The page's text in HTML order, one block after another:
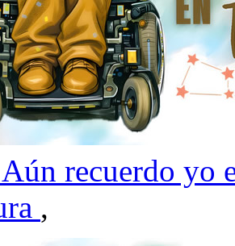
recuerdo yo
,